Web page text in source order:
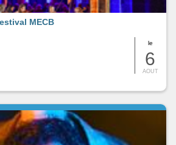
le
6
AOUT
MECB